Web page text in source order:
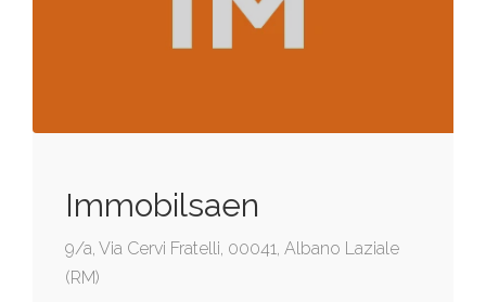
Immobilsaen
9/a, Via Cervi Fratelli, 00041, Albano Laziale
(RM)